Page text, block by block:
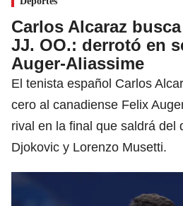
Carlos Alcaraz
JJ. OO.: derrotó en
Auger-Aliassime
El tenista español Carlos
cero al canadiense Felix
rival en la final que saldrá del
Djokovic y Lorenzo Musetti.